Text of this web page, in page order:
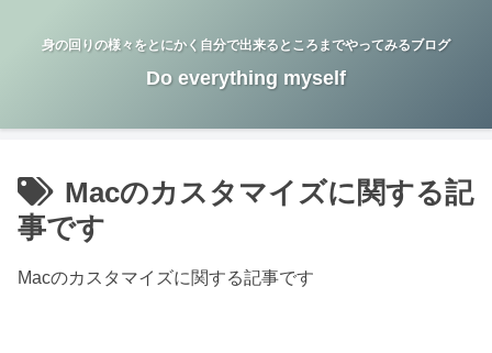
身の回りの様々をとにかく自分で出来るところまでやってみるブログ
Do everything myself
Macのカスタマイズに関する記
事です
Macのカスタマイズに関する記事です